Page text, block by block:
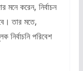
করেন, নির্বাচন
তার মতে,
পরিবেশ